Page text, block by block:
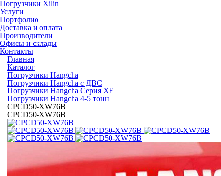
Погрузчики Xilin
Услуги
Портфолио
Доставка и оплата
Производители
Офисы и склады
Контакты
Главная
Каталог
Погрузчики Hangcha
Погрузчики Hangcha с ДВС
Погрузчики Hangcha Серия XF
Погрузчики Hangcha 4-5 тонн
CPСD50-XW76B
CPСD50-XW76B